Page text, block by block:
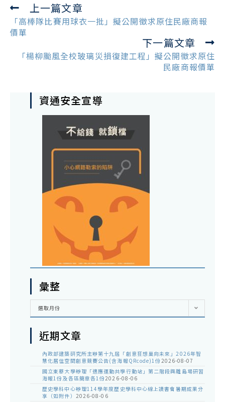
Read
more
articles
上一篇文章
「高棒隊比賽用球衣一批」擬公開徵求原住民廠商報
價單
下一篇文章
「楊柳颱風全校玻璃災損復建工程」擬公開徵求原住
民廠商報價單
資通安全宣導
彙整
彙
選取月份
近期文章
內政部建築研究所主辦第十九屆「創意狂想巢向未來」2026年智
慧化居住空間創意競賽公告(含海報QRcode)1份2026-08-07
國立東華大學辦理「適應運動共學行動站」第二階段與離島場研習
海報1份及各區簡章各1份2026-08-06
歷史學科中心辦理114學年度歷史學科中心線上讀書會暑期成果分
享（如附件） 2026-08-06